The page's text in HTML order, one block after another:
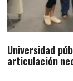
Universidad
articulación